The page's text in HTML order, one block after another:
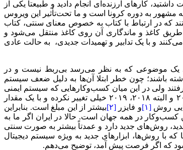
کارهای ارزنده‌ای انجام دادید و طبیعتاً یکی از
به دوره کرونا است و ما تحت‌تأثیر این ویروس
که در ارتباط با کتاب به خصوص معنای سنتی، کتاب
طریق کاغذ و ماندگاری آن روی کاغذ منتقل می‌شود و
و با یک تدابیر و تهمیدات جدیدی، به حالت عادی
یک موضوعی که به نظر می‌رسد بی‌ربط نیست و در
باشند؛ چون خطر ابتلا آن‌ها به دلیل ضعف سیستم
ولی در این میان کسب‌وکارهایی که سیستم ایمنی
ضعیف‌تری داشتند، متاسفانه بیشتر در معرض آسیب و خطر قرار گرفتند. همین جا من یک رقمی بدهم که مثلاً آمار مقایسه‌ای که مربوط به سال ۲۰۱۷ و البته ۲۰۱۸، ۲۰۱۹ خیلی تغییر نکرده و با یک مقدار
روش[۱] و فایزر[۲]
بیشتر از این مبلغ است. بنابراین
در همه جهان است. حالا در ایران اگر ما به
روش‌های جدید دارد و عمدتاً بیشتر به صورت سنتی
با روش‌ها، ابزارهای جدید به ویژه سیستم دیجیتال
که اگر فرصت پیش آمد، توضیح می‌دهم.